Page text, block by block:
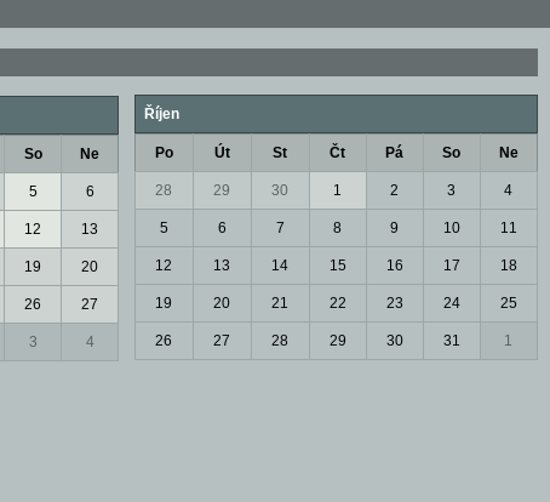
So Ne
5 6
12 13
19 20
26 27
3 4
Říjen
Po Út St Čt Pá So Ne
28 29 30 1 2 3 4
5 6 7 8 9 10 11
12 13 14 15 16 17 18
19 20 21 22 23 24 25
26 27 28 29 30 31 1